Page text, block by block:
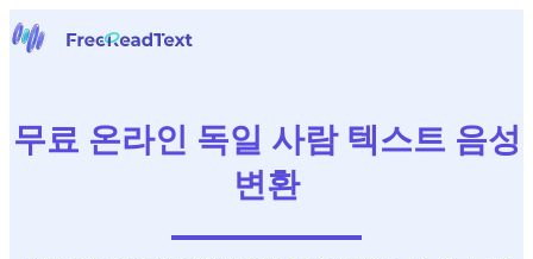
음성을 텍스트로
도구
무료 온라인 독일 사람 텍스트 음성
변환